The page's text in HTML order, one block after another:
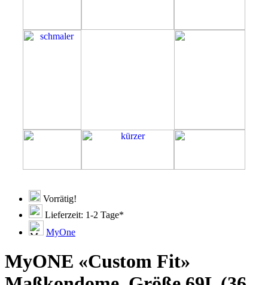
Vorrätig!
Lieferzeit: 1-2 Tage*
MyOne
MyONE «Custom Fit»